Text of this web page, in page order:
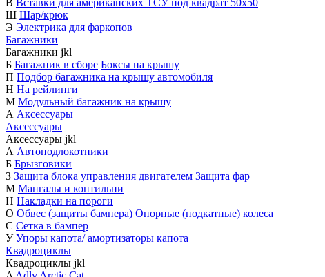
В Вставки для американских ТСУ под квадрат 50х50
Ш Шар/крюк
Э Электрика для фаркопов
Багажники
Багажники jkl
Б Багажник в сборе Боксы на крышу
П Подбор багажника на крышу автомобиля
Н На рейлинги
М Модульный багажник на крышу
А Аксессуары
Аксессуары
Аксессуары jkl
А Автоподлокотники
Б Брызговики
З Защита блока управления двигателем Защита фар
М Мангалы и коптильни
Н Накладки на пороги
О Обвес (защиты бампера) Опорные (подкатные) колеса
С Сетка в бампер
У Упоры капота/ амортизаторы капота
Квадроциклы
Квадроциклы jkl